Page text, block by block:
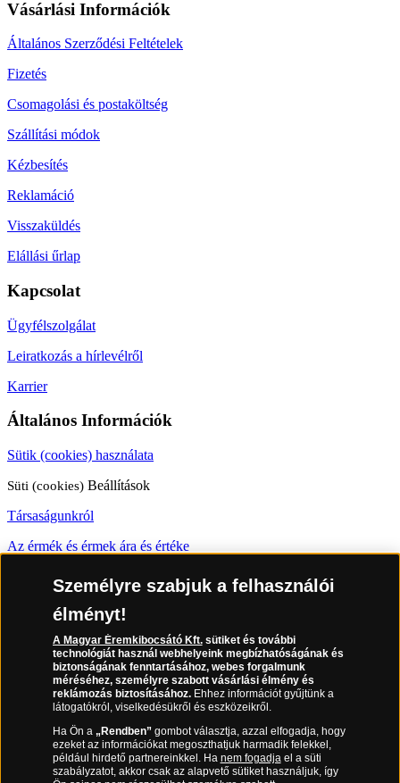
Vásárlási Információk
Általános Szerződési Feltételek
Fizetés
Csomagolási és postaköltség
Szállítási módok
Kézbesítés
Reklamáció
Visszaküldés
Elállási űrlap
Kapcsolat
Ügyfélszolgálat
Leiratkozás a hírlevélről
Karrier
Általános Információk
Sütik (cookies) használata
Süti (cookies) Beállítások
Társaságunkról
Az érmék és érmek ára és értéke
Gyakran ismételt kérdések
Adatkezelés
06 80 888 889
(díjmentesen hívható hétfőtől csütörtökig 9.00 és 17.00 óra között,
péntekenként 9.00 és 15.00 óra között)
Személyre szabjuk a felhasználói
élményt!
A Magyar Éremkibocsátó Kft.sütiket és további
technológiát használ webhelyeink megbízhatóságának és
biztonságának fenntartásához, webes forgalmunk
méréséhez, személyre szabott vásárlási élmény és
reklámozás biztosításához.Ehhez információt gyűjtünk a
látogatókról, viselkedésükről és eszközeikről.
Ha Ön a „Rendben”gombot választja, azzal elfogadja, hogy
ezeket az információkat megoszthatjuk harmadik felekkel,
például hirdető partnereinkkel. Ha nem fogadjael a süti
szabályzatot, akkor csak az alapvető sütiket használjuk, így